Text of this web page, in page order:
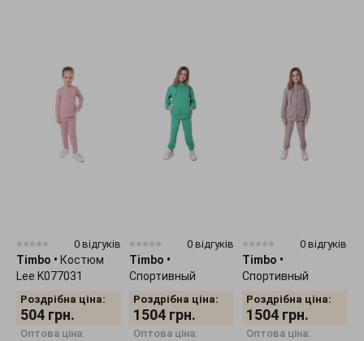
0 відгуків
Timbo • Костюм
Lee K077031
Роздрібна ціна:
504 грн.
Оптова ціна:
0 відгуків
Timbo •
Спортивный
костюм Joe
K077321
Роздрібна ціна:
1504 грн.
Оптова ціна:
0 відгуків
Timbo •
Спортивный
костюм Joe
K077352
Роздрібна ціна:
1504 грн.
Оптова ціна: